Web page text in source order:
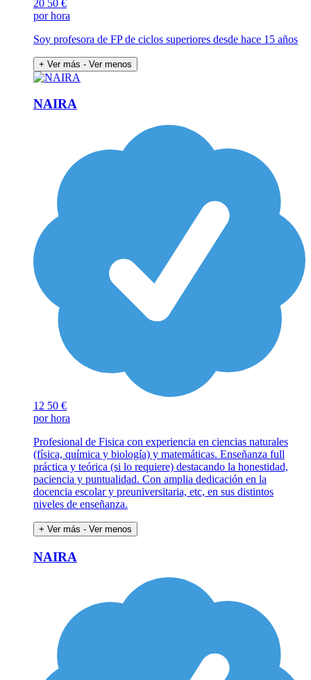
20 50 €
por hora
Soy profesora de FP de ciclos superiores desde hace 15 años
+ Ver más - Ver menos
NAIRA
12 50 €
por hora
Profesional de Fisica con experiencia en ciencias naturales
(física, química y biología) y matemáticas. Enseñanza full
práctica y teórica (si lo requiere) destacando la honestidad,
paciencia y puntualidad. Con amplia dedicación en la
docencia escolar y preuniversitaria, etc, en sus distintos
niveles de enseñanza.
+ Ver más - Ver menos
NAIRA